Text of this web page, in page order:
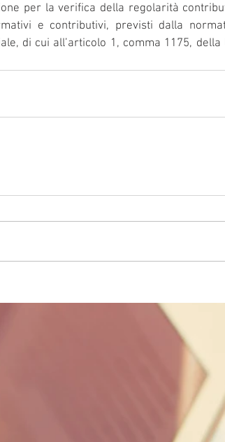
per la verifica della regolarità
e contributivi, previsti dalla
di cui all’articolo 1, comma 1175, della